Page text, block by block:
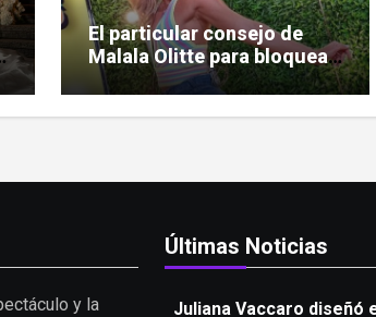
El particular consejo de
Malala Olitte para bloquear
la mala vibra
y la
Últimas Noticias
Juliana Vaccaro diseñó